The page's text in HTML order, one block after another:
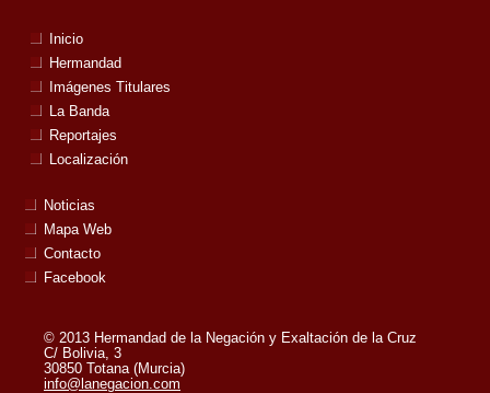
Inicio
Hermandad
Imágenes Titulares
La Banda
Reportajes
Localización
Noticias
Mapa Web
Contacto
Facebook
© 2013 Hermandad de la Negación y Exaltación de la Cruz
C/ Bolivia, 3
30850 Totana (Murcia)
info@lanegacion.com